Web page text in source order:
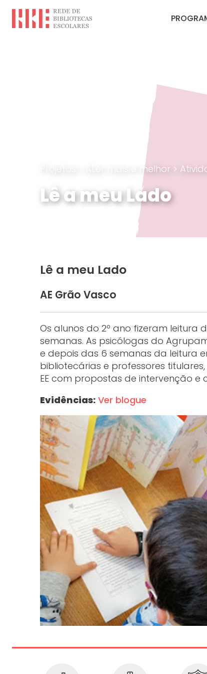
ALer mais e melhor >
Lê a meu Lado
Lê a meu Lado
AE Grão Vasco
Os alunos do 2º ano fizeram leitura
semanas. As psicólogas do
e depois das 6 semanas da leitura
bibliotecárias e professores
EE com propostas de intervenção
Evidências: Ver blogue